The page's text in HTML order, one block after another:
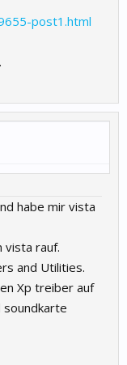
post1.html
habe mir vista
rauf.
and Utilities.
Xp treiber auf
soundkarte